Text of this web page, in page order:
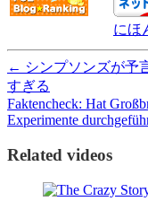
にほ
← シンプソンズが予
すぎる
Faktencheck: Hat
Experimente
Related videos